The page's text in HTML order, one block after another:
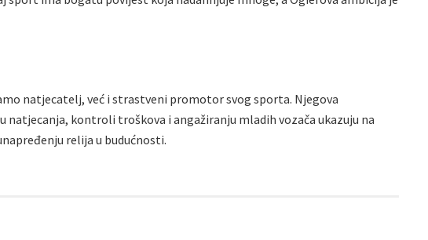
natjecatelj, već i strastveni promotor svog sporta. Njegova
kontroli troškova i angažiranju mladih vozača ukazuju na
relija u budućnosti.